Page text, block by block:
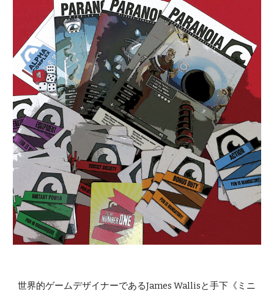
世界的ゲームデザイナーであるJames Wallisと手下《ミニ